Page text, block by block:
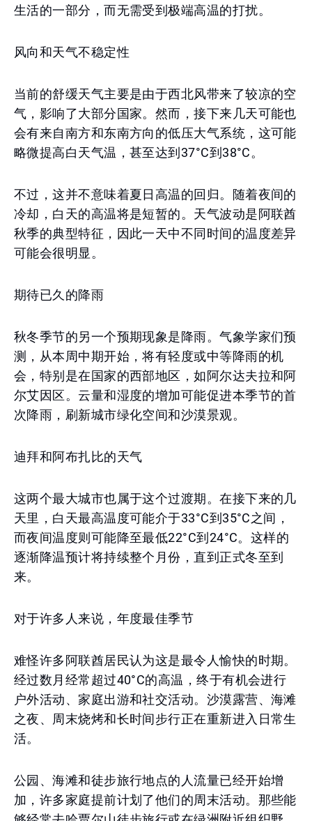
生活的一部分，而无需受到极端高温的打扰。
风向和天气不稳定性
当前的舒缓天气主要是由于西北风带来了较凉的空
气，影响了大部分国家。然而，接下来几天可能也
会有来自南方和东南方向的低压大气系统，这可能
略微提高白天气温，甚至达到37°C到38°C。
不过，这并不意味着夏日高温的回归。随着夜间的
冷却，白天的高温将是短暂的。天气波动是阿联酋
秋季的典型特征，因此一天中不同时间的温度差异
可能会很明显。
期待已久的降雨
秋冬季节的另一个预期现象是降雨。气象学家们预
测，从本周中期开始，将有轻度或中等降雨的机
会，特别是在国家的西部地区，如阿尔达夫拉和阿
尔艾因区。云量和湿度的增加可能促进本季节的首
次降雨，刷新城市绿化空间和沙漠景观。
迪拜和阿布扎比的天气
这两个最大城市也属于这个过渡期。在接下来的几
天里，白天最高温度可能介于33°C到35°C之间，
而夜间温度则可能降至最低22°C到24°C。这样的
逐渐降温预计将持续整个月份，直到正式冬至到
来。
对于许多人来说，年度最佳季节
难怪许多阿联酋居民认为这是最令人愉快的时期。
经过数月经常超过40°C的高温，终于有机会进行
户外活动、家庭出游和社交活动。沙漠露营、海滩
之夜、周末烧烤和长时间步行正在重新进入日常生
活。
公园、海滩和徒步旅行地点的人流量已经开始增
加，许多家庭提前计划了他们的周末活动。那些能